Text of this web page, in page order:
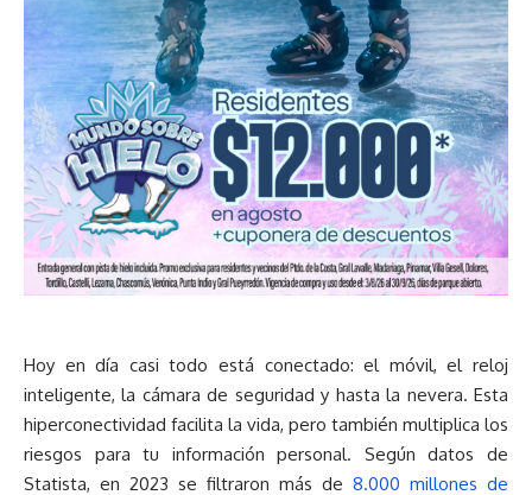
Hoy en día casi todo está conectado: el móvil, el reloj
inteligente, la cámara de seguridad y hasta la nevera. Esta
hiperconectividad facilita la vida, pero también multiplica los
riesgos para tu información personal. Según datos de
Statista, en 2023 se filtraron más de 8.000 millones de